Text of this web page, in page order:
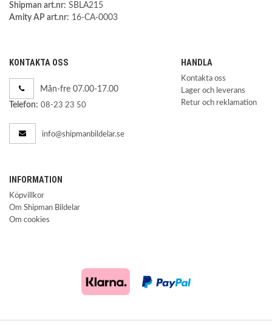
Shipman art.nr: SBLA215
Amity AP art.nr: 16-CA-0003
KONTAKTA OSS
Mån-fre 07.00-17.00
Telefon: 08-23 23 50
info@shipmanbildelar.se
HANDLA
Kontakta oss
Lager och leverans
Retur och reklamation
INFORMATION
Köpvillkor
Om Shipman Bildelar
Om cookies